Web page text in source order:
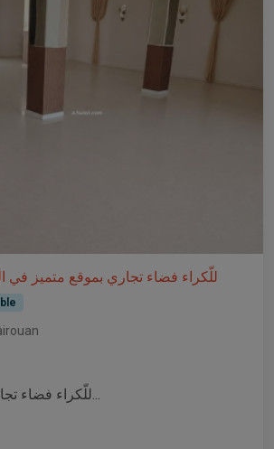
للّكراء فضاء تجاري بموقع متميز في القيروان
للّكراء فضاء تجاري بموقع متميز في...